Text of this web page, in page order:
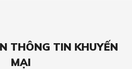
THÔNG TIN KHUYẾN
MẠI